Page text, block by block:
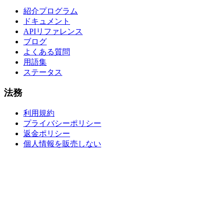
紹介プログラム
ドキュメント
APIリファレンス
ブログ
よくある質問
用語集
ステータス
法務
利用規約
プライバシーポリシー
返金ポリシー
個人情報を販売しない